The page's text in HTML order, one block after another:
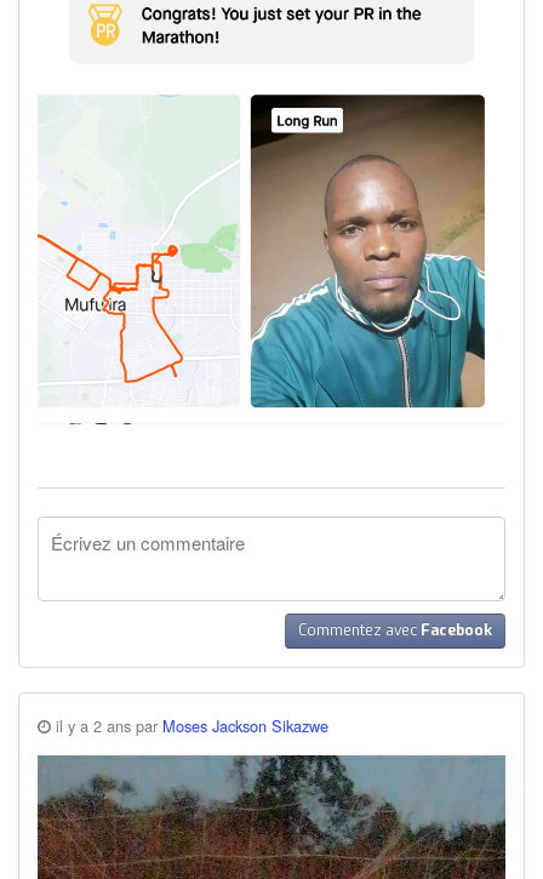
Commentez avec Facebook
il y a 2 ans par Moses Jackson Sikazwe